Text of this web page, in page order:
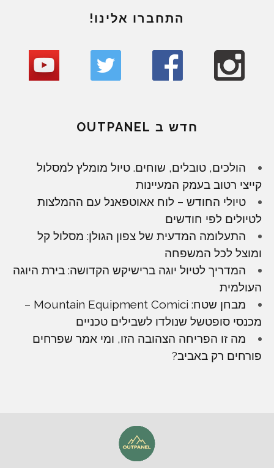
התחברו אלינו!
חדש ב OUTPANEL
הולכים, טובלים, שוחים. טיול מומלץ למסלול
קייצי רטוב בעמק המעיינות
טיולי החודש – לוח אאוטפאנל עם ההמלצות
לטיולים לפי חודשים
התעלומה המדעית של צפון הגולן: מסלול קל
ומוצל לכל המשפחה
המדריך לטיול יוגה ברישיקש הקדושה: בירת היוגה
העולמית
מבחן שטח: Mountain Equipment Comici –
מכנסי סופטשל שנולדו לשבילים טכניים
מה זו הפריחה הצהובה הזו, ומי אמר שפרחים
פורחים רק באביב?